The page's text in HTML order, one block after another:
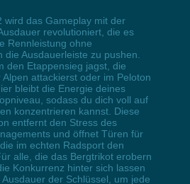
wird das Gameplay mit der
revolutioniert, die es
Rennleistung ohne
Ausdauerleiste zu pushen.
den Etappensieg jagst, die
attackierst oder im Peloton
bleibt die Energie deines
sodass du dich voll auf
konzentrieren kannst. Diese
entfernt den Stress des
und öffnet Türen für
im echten Radsport den
alle, die das Bergtrikot erobern
Konkurrenz hinter sich lassen
der Schlüssel, um jede